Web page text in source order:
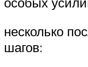
несколько
шагов: